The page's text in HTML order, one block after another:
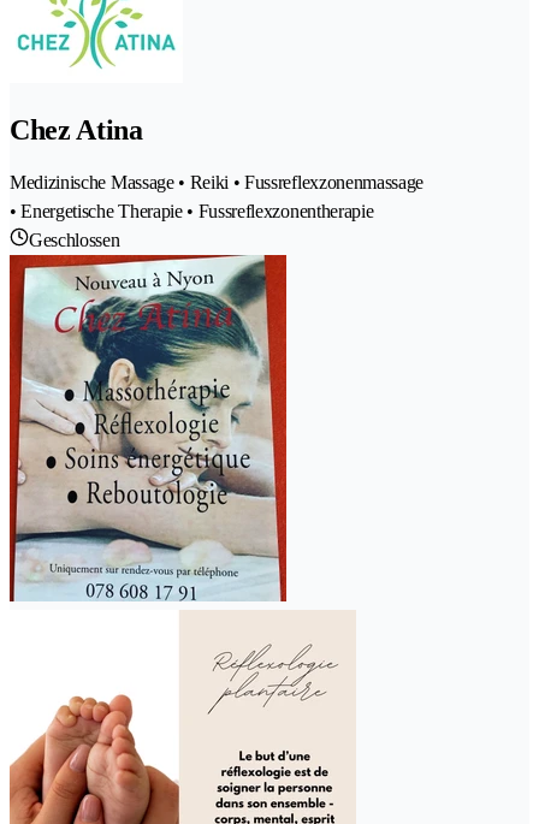
Chez Atina
Medizinische Massage • Reiki • Fussreflexzonenmassage
• Energetische Therapie • Fussreflexzonentherapie
Geschlossen